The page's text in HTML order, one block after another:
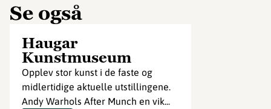
Se også
Haugar
Kunstmuseum
Opplev stor kunst i de faste og
midlertidige aktuelle utstillingene.
Andy Warhols After Munch en vik...